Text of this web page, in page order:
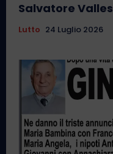
Salvatore Valles
Lutto 24 Luglio 2026